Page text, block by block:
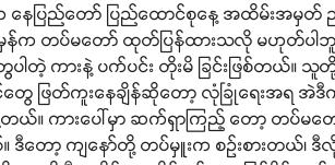
ာ်က နေပြည်တော် ပြည်ထောင်စုနေ့ အထိမ်းအမှ
မှန်က တပ်မတော် ထုတ်ပြန်ထားသလို မဟုတ်ပါ
တဲ့ ကားနဲ့ ပက်ပင်း တိုးမိ ခြင်းဖြစ်တယ်။ သူ
ြတ်ကူးနေချိန်ဆိုတော့ လုံခြုံရေးအရ အဲဒီကား
ယ်။ ကားပေါ်မှာ ဆက်ရှာကြည့် တော့ တပ်
ော့ ကျနော်တို့ တပ်မှူးက စဉ်းစားတယ်၊ ဒီလို